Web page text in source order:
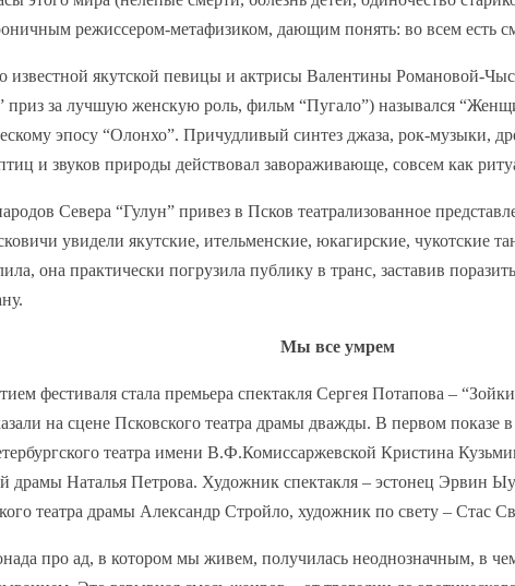
режиссером-метафизиком, дающим понять: во всем есть
известной якутской певицы и актрисы Валентины Романовой-
приз за лучшую женскую роль, фильм “Пугало”) назывался
эпосу “Олонхо”. Причудливый синтез джаза, рок-музыки,
и звуков природы действовал завораживающе, совсем как
Севера “Гулун” привез в Псков театрализованное
увидели якутские, ительменские, юкагирские, чукотские
она практически погрузила публику в транс, заставив
Мы все умрем
фестиваля стала премьера спектакля Сергея Потапова –
на сцене Псковского театра драмы дважды. В первом
театра имени В.Ф.Комиссаржевской Кристина
драмы Наталья Петрова. Художник спектакля – эстонец Эрвин
театра драмы Александр Стройло, художник по свету – Стас
про ад, в котором мы живем, получилась неоднозначным, в